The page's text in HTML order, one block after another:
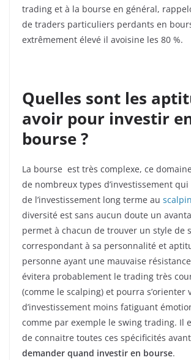
trading et à la bourse en général,
de traders particuliers perdants en
extrêmement élevé il avoisine les 80 %.
Quelles sont les
avoir pour investir
bourse ?
La bourse est très complexe, ce
de nombreux types d’investissement
de l’investissement long terme au
diversité est sans aucun doute un
permet à chacun de trouver un style de
correspondant à sa personnalité et
personne ayant une mauvaise
évitera probablement le trading très
(comme le scalping) et pourra s’orienter
d’investissement moins fatiguant
comme par exemple le swing trading. Il
de connaitre toutes ces spécificités avant
demander quand investir en bourse.